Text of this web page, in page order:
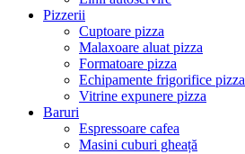
Pizzerii
Cuptoare pizza
Malaxoare aluat pizza
Formatoare pizza
Echipamente frigorifice pizza
Vitrine expunere pizza
Baruri
Espressoare cafea
Masini cuburi gheață